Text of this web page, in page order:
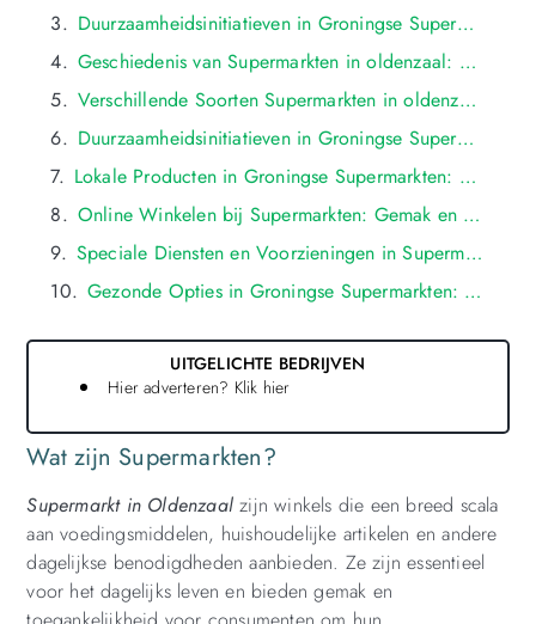
Wat zijn Supermarkten?
Supermarkt in Oldenzaal zijn winkels die een breed scala
aan voedingsmiddelen, huishoudelijke artikelen en andere
dagelijkse benodigdheden aanbieden. Ze zijn essentieel
voor het dagelijks leven en bieden gemak en
Duurzaamheidsinitiatieven in Groningse Supermarkten
Geschiedenis van Supermarkten in oldenzaal: Van Kleine Kruidenierswinkels tot Grote Ketens
Verschillende Soorten Supermarkten in oldenzaal: Buurtwinkels, Discounters en Speciaalzaken
Duurzaamheidsinitiatieven in Groningse Supermarkten: Milieuvriendelijke Praktijken
Lokale Producten in Groningse Supermarkten: Ondersteuning van de Regionale Economie
Online Winkelen bij Supermarkten: Gemak en Flexibiliteit voor Groningers
Speciale Diensten en Voorzieningen in Supermarkten: Wat Maakt Ze Uniek in oldenzaal?
Gezonde Opties in Groningse Supermarkten: Nadruk op Vers en Biologisch
UITGELICHTE BEDRIJVEN
Hier adverteren? Klik hier